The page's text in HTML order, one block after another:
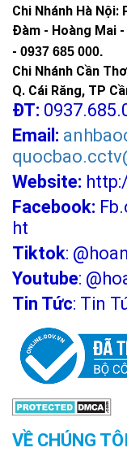
>>> Xem thêm:
Đèn năng
Đèn năng
Chi Nhánh Hà Nội:
Đàm - Hoàng Mai -
- 0937 685 000.
Chi Nhánh Cần
Q. Cái Răng, TP
ĐT:
Email:
Website:
Facebook:
ht
Tiktok:
Youtube:
Tin Tức: Tin
VỀ CHÚNG